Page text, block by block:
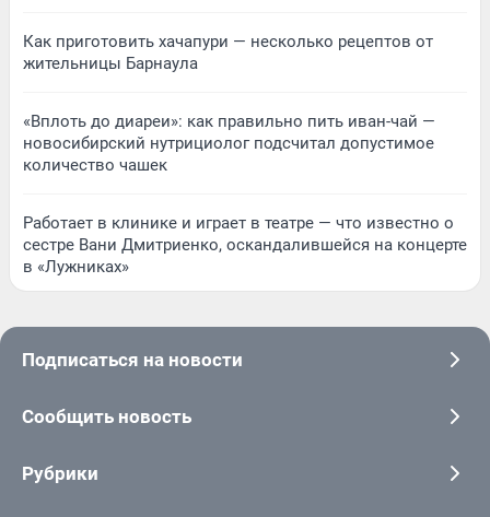
Как приготовить хачапури — несколько рецептов от
жительницы Барнаула
«Вплоть до диареи»: как правильно пить иван-чай —
новосибирский нутрициолог подсчитал допустимое
количество чашек
Работает в клинике и играет в театре — что известно о
сестре Вани Дмитриенко, оскандалившейся на концерте
в «Лужниках»
Подписаться на новости
Сообщить новость
Рубрики